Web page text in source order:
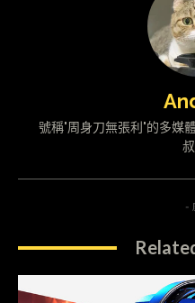
號稱"周身刀無張利"的多媒
-